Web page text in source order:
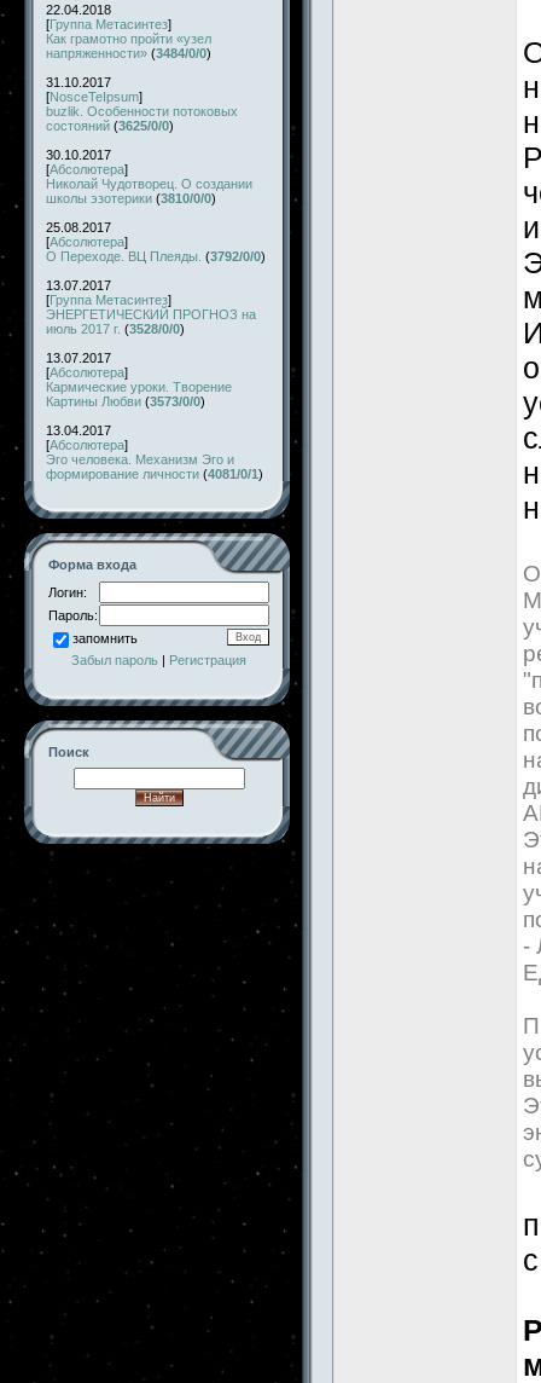
22.04.2018
[Группа Метасинтез]
Как грамотно пройти «узел
напряженности» (3484/0/0)
31.10.2017
[NosceTeIpsum]
buzlik. Особенности потоковых
состояний (3625/0/0)
30.10.2017
[Абсолютера]
Николай Чудотворец. О создании
школы эзотерики (3810/0/0)
25.08.2017
[Абсолютера]
О Переходе. ВЦ Плеяды. (3792/0/0)
13.07.2017
[Группа Метасинтез]
ЭНЕРГЕТИЧЕСКИЙ ПРОГНОЗ на
июль 2017 г. (3528/0/0)
13.07.2017
[Абсолютера]
Кармические уроки. Творение
Картины Любви (3573/0/0)
13.04.2017
[Абсолютера]
Эго человека. Механизм Эго и
формирование личности (4081/0/1)
Форма входа
Логин:
Пароль:
запомнить
Забыл пароль | Регистрация
Поиск
-